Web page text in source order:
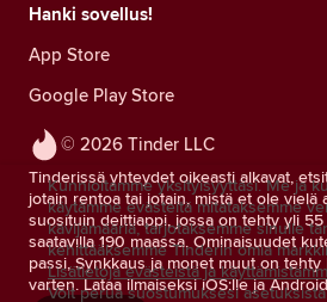
© 2026 Tinder LLC
Tinderissä yhteydet oikeasti alkavat,
jotain rentoa tai jotain, mistä et ole vielä
suosituin deittiappi, jossa on tehty yli 55
saatavilla 190 maassa. Ominaisuudet
passi, Synkkaus ja monet muut on
varten. Lataa ilmaiseksi iOS:lle ja
Hanki sovellus!
App Store
Google Play Store
Kunnioitamme yksityisyyttäsi. Me ja
käytämme evästeitä mitataksemme
kävijämääriä, tarjotaksemme sinulle
kehittääksemme Tinderin omia
Lisätietoja evästeistä ja
Voit perua suostumuksesi